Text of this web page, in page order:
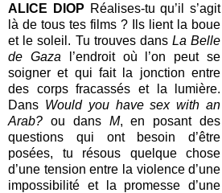
ALICE DIOP Réalises-tu qu’il s’agit
là de tous tes films ? Ils lient la boue
et le soleil. Tu trouves dansLa Belle
de Gaza l’endroit où l’on peut se
soigner et qui fait la jonction entre
des corps fracassés et la lumière.
Dans Would you have sex with an
Arab? ou dans M, en posant des
questions qui ont besoin d’être
posées, tu résous quelque chose
d’une tension entre la violence d’une
impossibilité et la promesse d’une